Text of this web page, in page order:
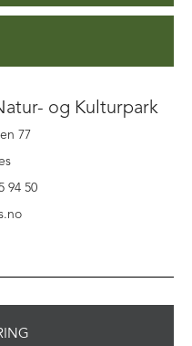
og Kulturpark
77
94 50